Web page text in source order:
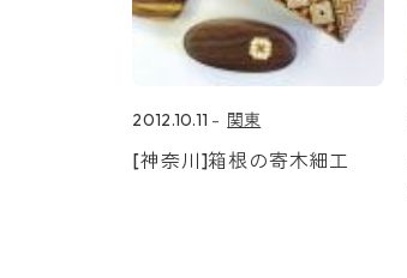
2012.10.11 関東
[神奈川]箱根の寄木細工